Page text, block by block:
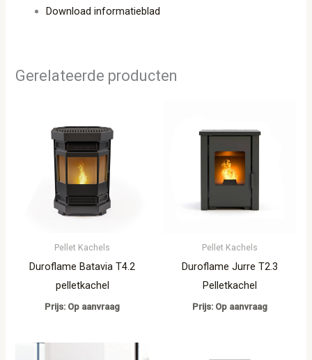
Download informatieblad
Gerelateerde producten
Pellet Kachels
Duroflame Batavia T4.2
pelletkachel
Prijs: Op aanvraag
Pellet Kachels
Duroflame Jurre T2.3
Pelletkachel
Prijs: Op aanvraag